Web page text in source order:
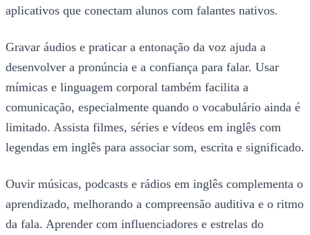
aplicativos que conectam alunos com falantes nativos.
Gravar áudios e praticar a entonação da voz ajuda a
desenvolver a pronúncia e a confiança para falar. Usar
mímicas e linguagem corporal também facilita a
comunicação, especialmente quando o vocabulário ainda é
limitado. Assista filmes, séries e vídeos em inglês com
legendas em inglês para associar som, escrita e significado.
Ouvir músicas, podcasts e rádios em inglês complementa o
aprendizado, melhorando a compreensão auditiva e o ritmo
da fala. Aprender com influenciadores e estrelas do